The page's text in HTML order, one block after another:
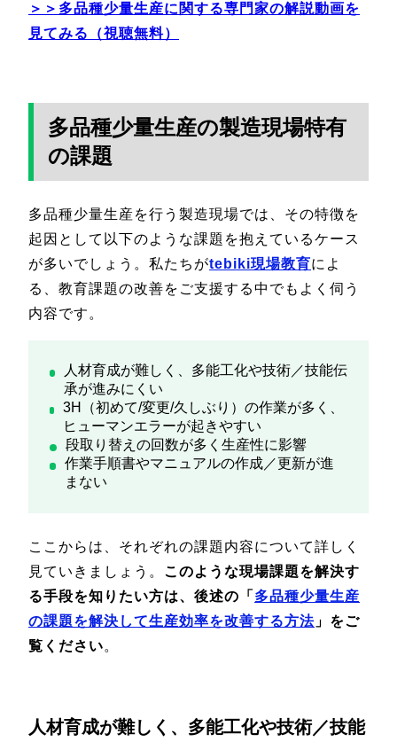
＞＞多品種少量生産に関する専門家の解説動画を
見てみる（視聴無料）
多品種少量生産の製造現場特有
の課題
多品種少量生産を行う製造現場では、その特徴を
起因として以下のような課題を抱えているケース
が多いでしょう。私たちがtebiki現場教育によ
る、教育課題の改善をご支援する中でもよく伺う
内容です。
人材育成が難しく、多能工化や技術／技能伝
承が進みにくい
3H（初めて/変更/久しぶり）の作業が多く、
ヒューマンエラーが起きやすい
段取り替えの回数が多く生産性に影響
作業手順書やマニュアルの作成／更新が進
まない
ここからは、それぞれの課題内容について詳しく
見ていきましょう。 このような現場課題を解決す
る手段を知りたい方は、後述の「 多品種少量生産
の課題を解決して生産効率を改善する方法 」をご
覧ください。
人材育成が難しく、多能工化や技術／技能